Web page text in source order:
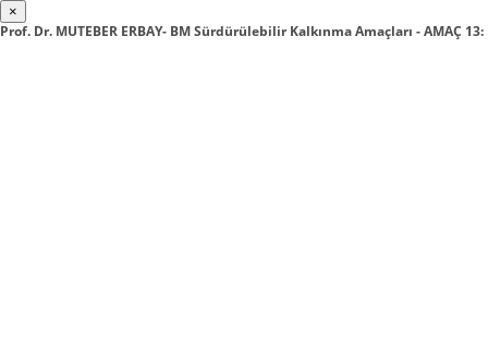
×
Prof. Dr. MUTEBER ERBAY- BM Sürdürülebilir Kalkınma Amaçları - AMAÇ 13: